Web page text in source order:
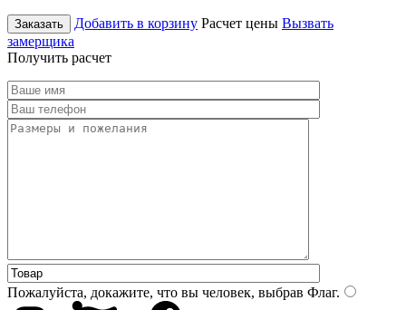
Заказать Добавить в корзину Расчет цены Вызвать
замерщика
Получить расчет
Пожалуйста, докажите, что вы человек, выбрав Флаг.